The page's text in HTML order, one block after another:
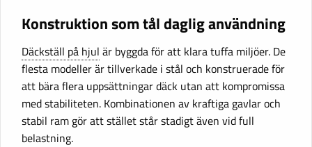
Konstruktion som tål daglig användning
Däckställ på hjul är byggda för att klara tuffa miljöer. De
flesta modeller är tillverkade i stål och konstruerade för
att bära flera uppsättningar däck utan att kompromissa
med stabiliteten. Kombinationen av kraftiga gavlar och
stabil ram gör att stället står stadigt även vid full
belastning.